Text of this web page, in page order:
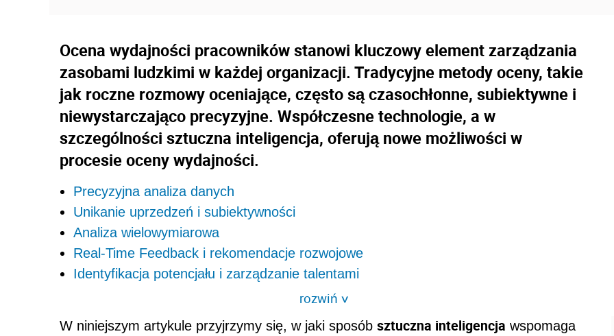
Ocena wydajności pracowników stanowi kluczowy element zarządzania
zasobami ludzkimi w każdej organizacji. Tradycyjne metody oceny, takie
jak roczne rozmowy oceniające, często są czasochłonne, subiektywne i
niewystarczająco precyzyjne. Współczesne technologie, a w
szczególności sztuczna inteligencja, oferują nowe możliwości w
procesie oceny wydajności.
Precyzyjna analiza danych
Unikanie uprzedzeń i subiektywności
Analiza wielowymiarowa
Real-Time Feedback i rekomendacje rozwojowe
Identyfikacja potencjału i zarządzanie talentami
rozwiń>
W niniejszym artykule przyjrzymy się, w jaki sposób sztuczna inteligencja wspomaga